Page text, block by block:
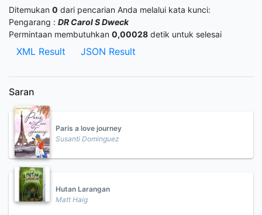
Ditemukan 0 dari pencarian Anda melalui kata kunci:
Pengarang : DR Carol S Dweck
Permintaan membutuhkan 0,00028 detik untuk selesai
XML Result JSON Result
Saran
Paris a love journey
Susanti Dominguez
Hutan Larangan
Matt Haig